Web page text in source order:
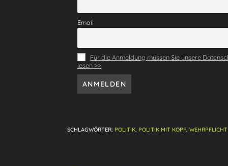
Email
Für die Anmeldung müssen Sie unsere
lesen >>
SCHLAGWÖRTER: POLITIK, POLITIK MIT KOPF, WEHRPFLICHT